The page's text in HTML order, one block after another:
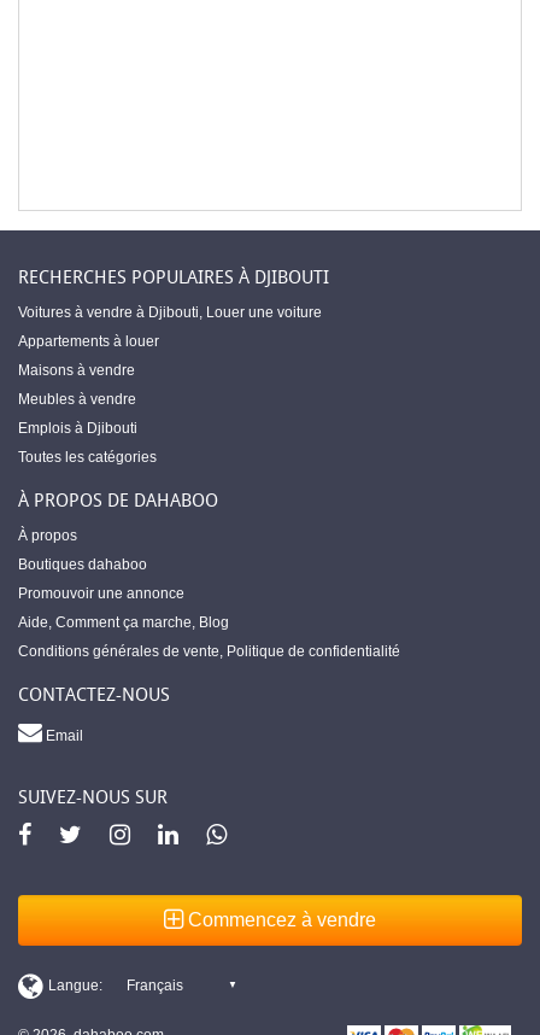
RECHERCHES POPULAIRES À DJIBOUTI
Voitures à vendre à Djibouti, Louer une voiture
Appartements à louer
Maisons à vendre
Meubles à vendre
Emplois à Djibouti
Toutes les catégories
À PROPOS DE DAHABOO
À propos
Boutiques dahaboo
Promouvoir une annonce
Aide, Comment ça marche, Blog
Conditions générales de vente, Politique de confidentialité
CONTACTEZ-NOUS
Email
SUIVEZ-NOUS SUR
Commencez à vendre